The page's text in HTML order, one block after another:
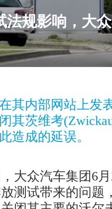
法规影响，大
其内部网站上发
其茨维考
造成的延误。
大众汽车集团6
测试带来的问题